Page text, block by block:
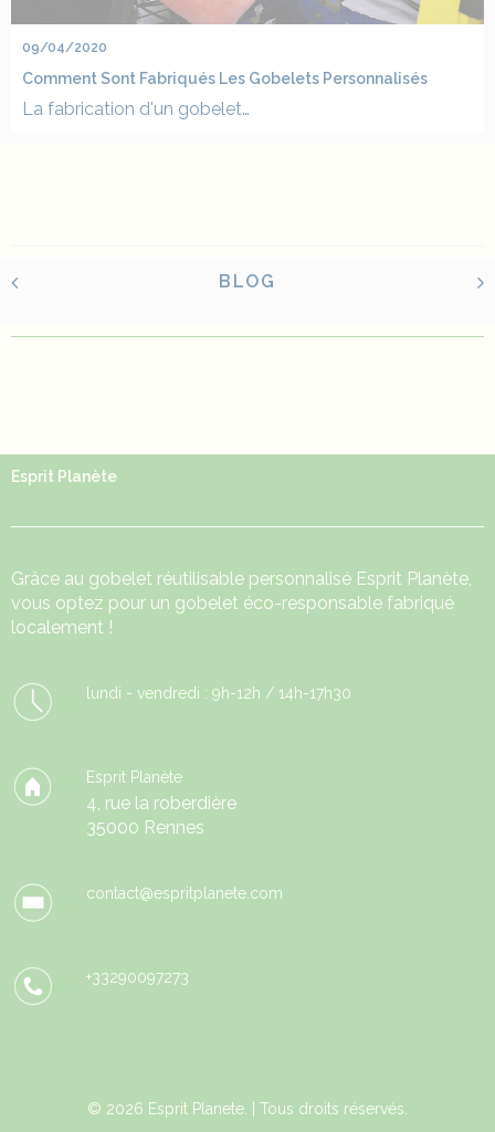
09/04/2020
Comment Sont Fabriqués Les Gobelets Personnalisés
La fabrication d'un gobelet…
BLOG
Esprit Planète
Grâce au gobelet réutilisable personnalisé Esprit Planète,
vous optez pour un gobelet éco-responsable fabriqué
localement !
lundi - vendredi : 9h-12h / 14h-17h30
Esprit Planète
4, rue la roberdière
35000 Rennes
contact@espritplanete.com
+33290097273
© 2026 Esprit Planete. | Tous droits réservés.